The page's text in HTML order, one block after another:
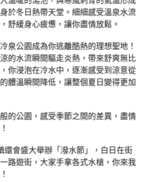
於冬日熱帶天堂。細細感受溫泉水流
舒緩身心疲憊，讓你盡情放鬆。
泉公園成為你逃離酷熱的理想聖地！
的水流瞬間驅走炎熱，帶來舒爽無比
你浸泡在冷水中，逐漸感受到涼意從
體溫瞬間降低，讓整個夏日變得更加
的公園，感受季節之間的差異，盡情
還會盛大舉辦「潑水節」，白日在街
路遊街，大家手拿各式水槍，你來我